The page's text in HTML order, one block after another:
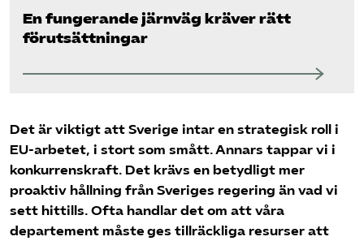
En fungerande järnväg kräver rätt
förutsättningar
Det är viktigt att Sverige intar en strategisk roll i
EU-arbetet, i stort som smått. Annars tappar vi i
konkurrenskraft. Det krävs en betydligt mer
proaktiv hållning från Sveriges regering än vad vi
sett hittills. Ofta handlar det om att våra
departement måste ges tillräckliga resurser att